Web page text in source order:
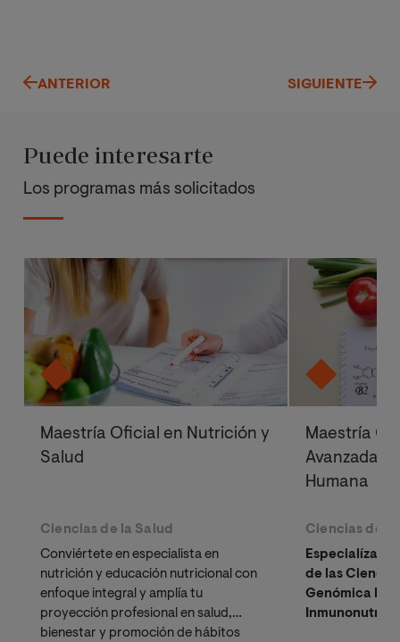
ANTERIOR SIGUIENTE
Puede interesarte
Los programas más solicitados
Maestría Oficial en Nutrición y
Salud
Ciencias de la Salud
Conviértete en especialista en
nutrición y educación nutricional con
enfoque integral y amplía tu
proyección profesional en salud,
bienestar y promoción de hábitos
Maestría
Avanzadas
Humana
Ciencias de
Especialízate
de las
Genómica